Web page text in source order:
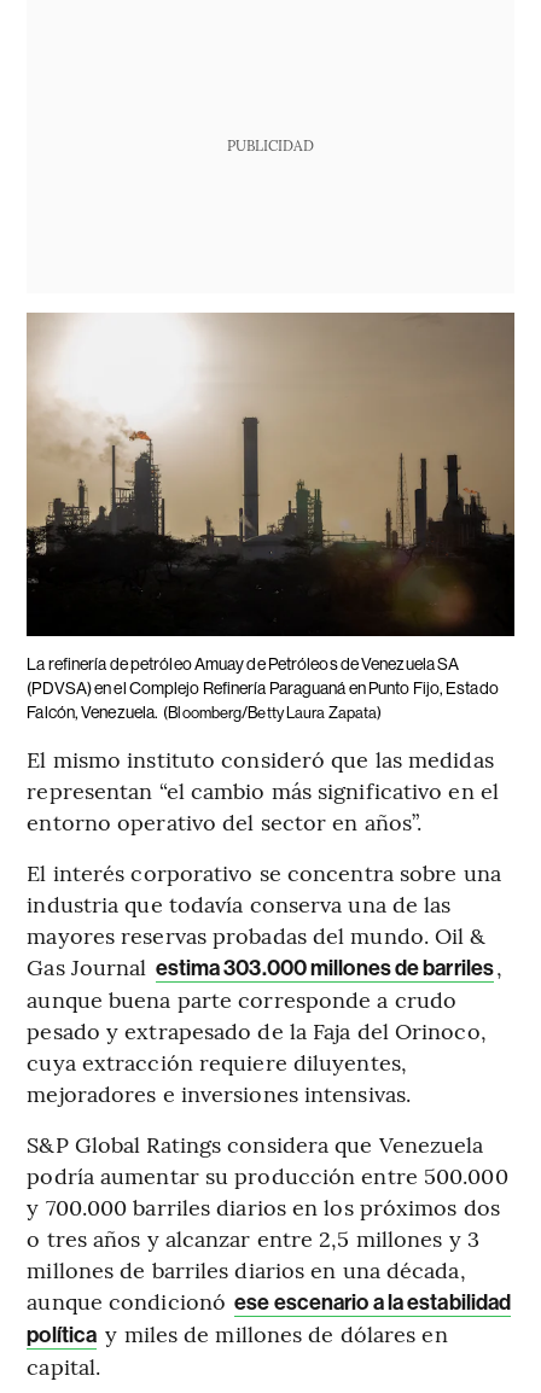
PUBLICIDAD
La refinería de petróleo Amuay de Petróleos de Venezuela SA
(PDVSA) en el Complejo Refinería Paraguaná en Punto Fijo, Estado
Falcón, Venezuela. (Bloomberg/Betty Laura Zapata)
El mismo instituto consideró que las medidas
representan “el cambio más significativo en el
entorno operativo del sector en años”.
El interés corporativo se concentra sobre una
industria que todavía conserva una de las
mayores reservas probadas del mundo. Oil &
Gas Journal estima 303.000 millones de barriles,
aunque buena parte corresponde a crudo
pesado y extrapesado de la Faja del Orinoco,
cuya extracción requiere diluyentes,
mejoradores e inversiones intensivas.
S&P Global Ratings considera que Venezuela
podría aumentar su producción entre 500.000
y 700.000 barriles diarios en los próximos dos
o tres años y alcanzar entre 2,5 millones y 3
millones de barriles diarios en una década,
aunque condicionó ese escenario a la estabilidad
política y miles de millones de dólares en
capital.